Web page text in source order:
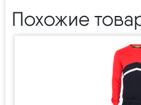
Похожие